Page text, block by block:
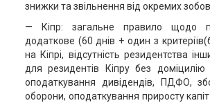
знижки та звільнення від окремих
— Кіпр: загальне правило щодо
додаткове (60 днів + один з
на Кіпрі, відсутність резидентства
для резидентів Кіпру без доміцилію
оподаткування дивідендів, ПДФО,
оборони, оподаткування приросту